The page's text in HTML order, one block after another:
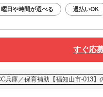
曜日や時間が選べる 週払いOK
すぐ応
兵庫／保育補助【福知山市-013】